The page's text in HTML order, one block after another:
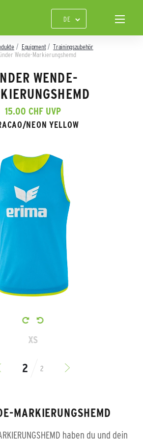
Equipment
Trainingszubehör
Wende-Markierungshemd
WENDE-
15.00 CHF UVP
NEON YELLOW
XS
2
MARKIERUNGSHEMD
haben du und dein